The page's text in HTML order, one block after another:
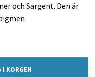
och Sargent. Den är
I KORGEN